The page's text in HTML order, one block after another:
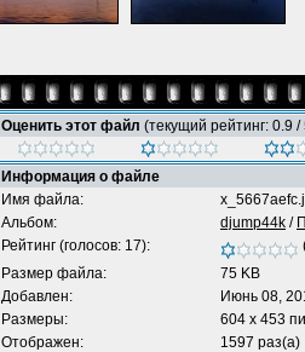
Оценить этот файл (текущий рейтинг: 0.9 /
Информация о файле
Имя файла:
Альбом:
djump44k /
Рейтинг (голосов: 17):
Размер файла:
75 KB
Добавлен:
Июнь 08,
Размеры:
604 x 453
Отображен:
1597 раз(а)